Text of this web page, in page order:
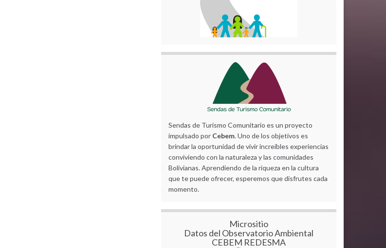
Sendas de Turismo Comunitario es un proyecto
impulsado por Cebem. Uno de los objetivos es
brindar la oportunidad de vivir increíbles experiencias
conviviendo con la naturaleza y las comunidades
Bolivianas. Aprendiendo de la riqueza en la cultura
que te puede ofrecer, esperemos que disfrutes cada
momento.
Micrositio
Datos del Observatorio Ambiental
CEBEM REDESMA